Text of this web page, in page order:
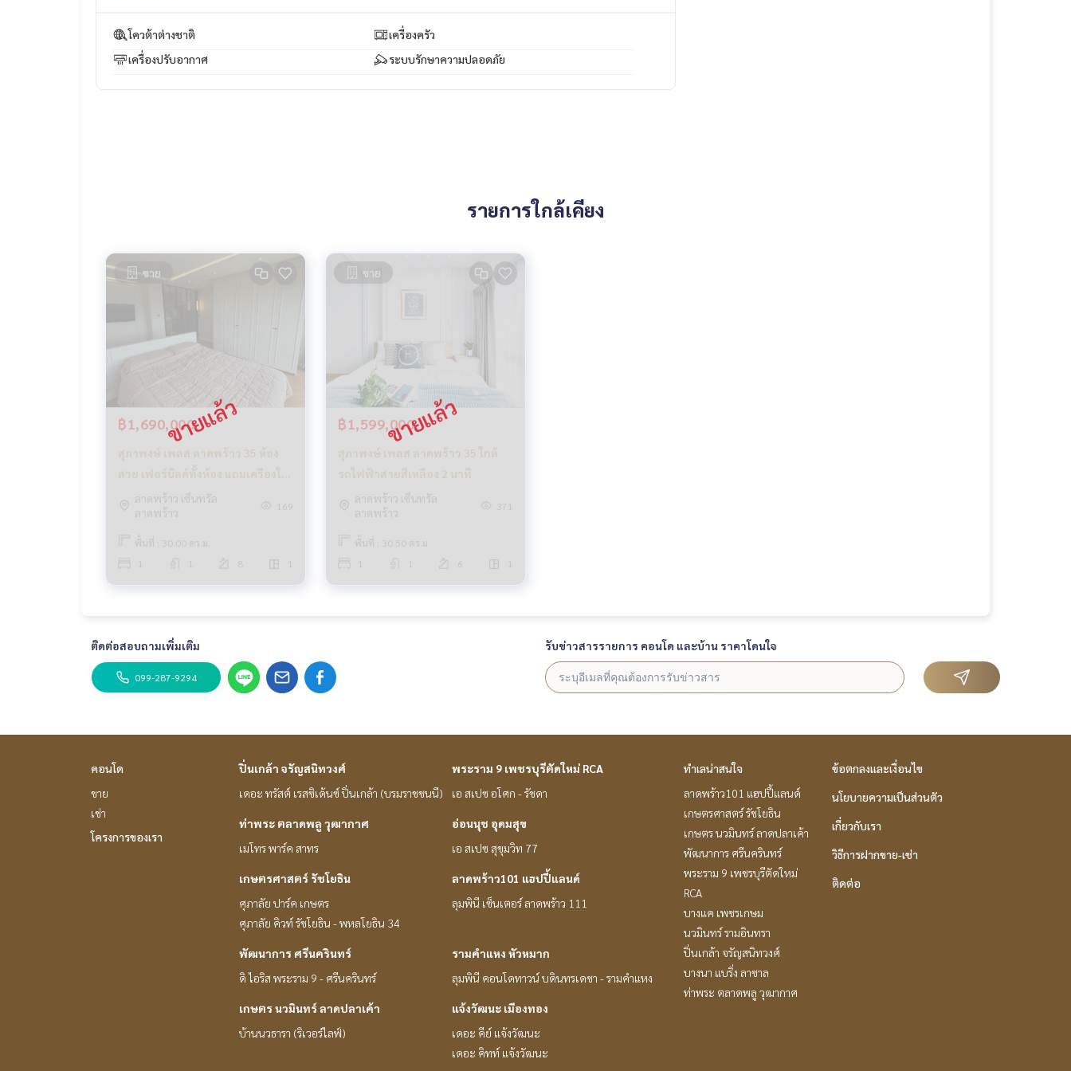
– สวนรถไฟ
– สวนจตุจักร
– JJ Mall
โควต้าต่างชาติ
เครื่องครัว
เครื่องปรับอากาศ
ระบบรักษาความปลอดภัย
รายการใกล้เคียง
ขาย
฿1,690,000
สุภาพงษ์ เพลส ลาดพร้าว 35 ห้อง
สวย เฟอร์บิลด์ทั้งห้อง แถมเครืองใช้
ไฟฟ้า ใกล้รถไฟฟ้า_Do763
ลาดพร้าว เซ็นทรัล
ลาดพร้าว
169
พื้นที่ : 30.00 ตร.ม.
8
ขาย
฿1,599,000
สุภาพงษ์ เพลส ลาดพร้าว 35 ใกล้
รถไฟฟ้าสายสีเหลือง 2 นาที
ลาดพร้าว เซ็นทรัล
ลาดพร้าว
371
พื้นที่ : 30.50 ตร.ม.
6
ติดต่อสอบถามเพิ่มเติม
099-287-9294
รับข่าวสารรายการ คอนโด และบ้าน ราคาโดนใจ
คอนโด
ขาย
เช่า
โครงการของเรา
ปิ่นเกล้า จรัญสนิทวงศ์
เดอะ ทรัสต์ เรสซิเด้นซ์ ปิ่นเกล้า (บรมราชชนนี)
พระราม 9 เพชรบุรีตัดใหม่ RCA
เอ สเปซ อโศก - รัชดา
ท่าพระ ตลาดพลู วุฒากาศ
เมโทร พาร์ค สาทร
อ่อนนุช อุดมสุข
เอ สเปซ สุขุมวิท 77
เกษตรศาสตร์ รัชโยธิน
ศุภาลัย ปาร์ค เกษตร
ศุภาลัย คิวท์ รัชโยธิน - พหลโยธิน 34
ลาดพร้าว101 แฮปปี้แลนด์
ลุมพินี เซ็นเตอร์ ลาดพร้าว 111
พัฒนาการ ศรีนครินทร์
ดิ ไอริส พระราม 9 - ศรีนครินทร์
รามคำแหง หัวหมาก
ลุมพินี คอนโดทาวน์ บดินทรเดชา - รามคำแหง
เกษตร นวมินทร์ ลาดปลาเค้า
บ้านนวธารา (ริเวอร์ไลฟ์)
แจ้งวัฒนะ เมืองทอง
เดอะ คีย์ แจ้งวัฒนะ
เดอะ คิทท์ แจ้งวัฒนะ
ทำเลน่าสนใจ
ลาดพร้าว101 แฮปปี้แลนด์
เกษตรศาสตร์ รัชโยธิน
เกษตร นวมินทร์ ลาดปลาเค้า
พัฒนาการ ศรีนครินทร์
พระราม 9 เพชรบุรีตัดใหม่
RCA
บางแค เพชรเกษม
นวมินทร์ รามอินทรา
ปิ่นเกล้า จรัญสนิทวงศ์
บางนา แบริ่ง ลาซาล
ท่าพระ ตลาดพลู วุฒากาศ
ข้อตกลงและเงื่อนไข
นโยบายความเป็นส่วนตัว
เกี่ยวกับเรา
วิธีการฝากขาย-เช่า
ติดต่อ